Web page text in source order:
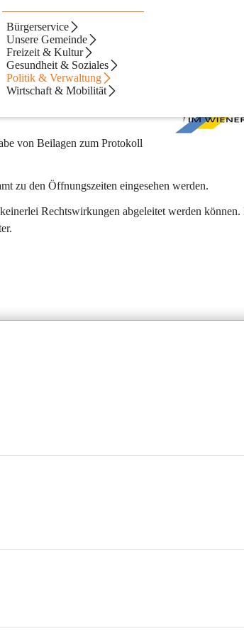
Bürgerservice
Unsere Gemeinde
Freizeit & Kultur
Gesundheit & Soziales
Politik & Verwaltung
Wirtschaft & Mobilität
ordnung 1973 ein
(Bürgermeister) und
von Beilagen zum Protokoll
zu den Öffnungszeiten eingesehen werden.
Rechtswirkungen abgeleitet werden